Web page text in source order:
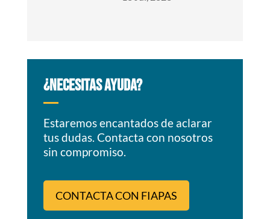
¿NECESITAS AYUDA?
Estaremos encantados de aclarar
tus dudas. Contacta con nosotros
sin compromiso.
CONTACTA CON FIAPAS